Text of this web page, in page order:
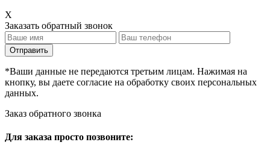
X
Заказать обратный звонок
*Ваши данные не передаются третьим лицам. Нажимая на
кнопку, вы даете согласие на обработку своих персональных
данных.
Заказ обратного звонка
Для заказа просто позвоните: